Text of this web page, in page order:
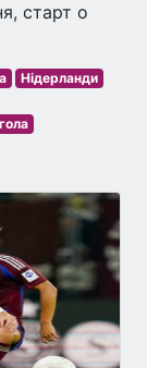
старт о
Нідерланди